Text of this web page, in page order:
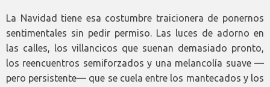
La Navidad tiene esa costumbre traicionera de ponernos
sentimentales sin pedir permiso. Las luces de adorno en
las calles, los villancicos que suenan demasiado pronto,
los reencuentros semiforzados y una melancolía suave —
pero persistente— que se cuela entre los mantecados y los